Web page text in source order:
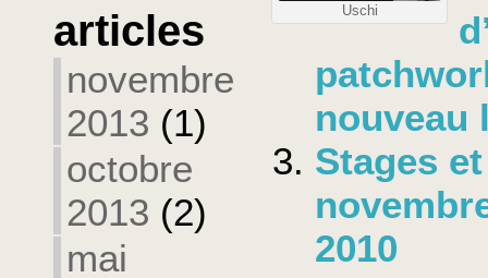
articles
novembre
2013 (1)
octobre
2013 (2)
mai
Uschi
nouveau
Stages
2010